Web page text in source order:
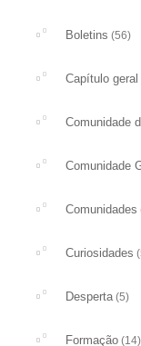
Boletins (56)
Capítulo geral
Comunidade
Comunidade
Comunidades
Curiosidades
Desperta (5)
Formação (14)